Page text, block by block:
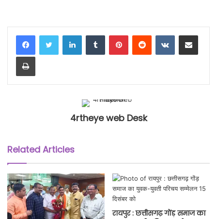
LinkedInTumblr PinterestReddit VKontakteShare via Email
Print
4rtheye web Desk
Related Articles
रायपुर : छत्तीसगढ़ गोंड़ समाज का